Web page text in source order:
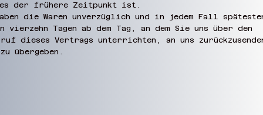
der frühere Zeitpunkt ist.
die Waren unverzüglich und in jedem Fall
vierzehn Tagen ab dem Tag, an dem Sie uns über den
dieses Vertrags unterrichten, an uns
übergeben.